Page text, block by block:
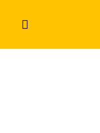
Nákupní